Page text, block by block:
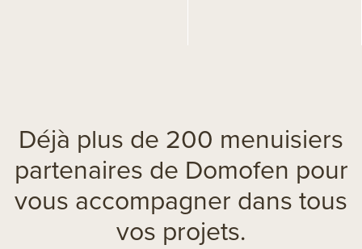
Déjà plus de 200 menuisiers
partenaires de Domofen pour
vous accompagner dans tous
vos projets.